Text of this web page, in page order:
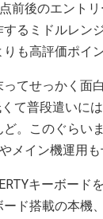
前後のエントリ
るミドルレン
も高評価ポイ
てせっかく面
て普段遣いに
。このぐらい
メイン機運用も
キーボード
ド搭載の本機